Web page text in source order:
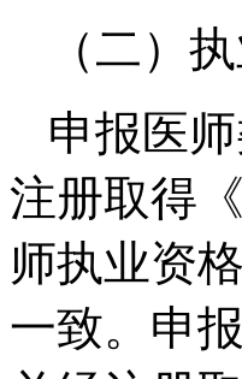
（二）
申报医
注册取得
师执业资
一致。申